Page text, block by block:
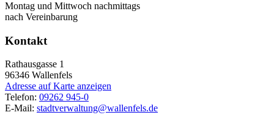
Montag und Mittwoch nachmittags
nach Vereinbarung
Kontakt
Rathausgasse 1
96346 Wallenfels
Adresse auf Karte anzeigen
Telefon: 09262 945-0
E-Mail: stadtverwaltung@wallenfels.de